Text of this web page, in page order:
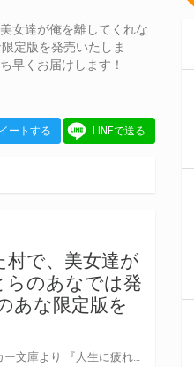
女達が俺を離してくれな
定版を発売いたしま
早くお届けします！
ートする LINEで送る
村で、美女達が
らのあなでは発
あな限定版を